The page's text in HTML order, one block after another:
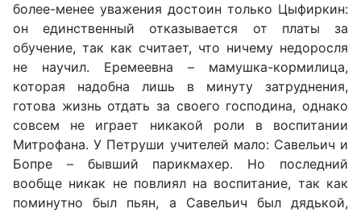
более-менее уважения достоин только Цыфиркин:
он единственный отказывается от платы за
обучение, так как считает, что ничему недоросля
не научил. Еремеевна – мамушка-кормилица,
которая надобна лишь в минуту затруднения,
готова жизнь отдать за своего господина, однако
совсем не играет никакой роли в воспитании
Митрофана. У Петруши учителей мало: Савельич и
Бопре – бывший парикмахер. Но последний
вообще никак не повлиял на воспитание, так как
поминутно был пьян, а Савельич был дядькой,